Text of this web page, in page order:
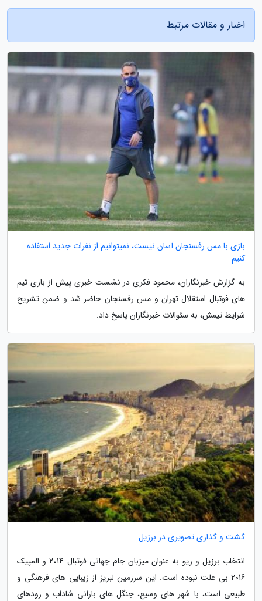
اخبار و مقالات مرتبط
بازی با مس رفسنجان آسان نیست، نمیتوانیم از نفرات جدید استفاده
کنیم
به گزارش خبرنگاران، محمود فکری در نشست خبری پیش از بازی تیم
های فوتبال استقلال تهران و مس رفسنجان حاضر شد و ضمن تشریح
شرایط تیمش، به سئوالات خبرنگاران پاسخ داد.
گشت و گذاری تصویری در برزیل
انتخاب برزیل و ریو به عنوان میزبان جام جهانی فوتبال 2014 و المپیک
2016 بی علت نبوده است. این سرزمین لبریز از زیبایی های فرهنگی و
طبیعی است، با شهر های وسیع، جنگل های بارانی شاداب و رودهای